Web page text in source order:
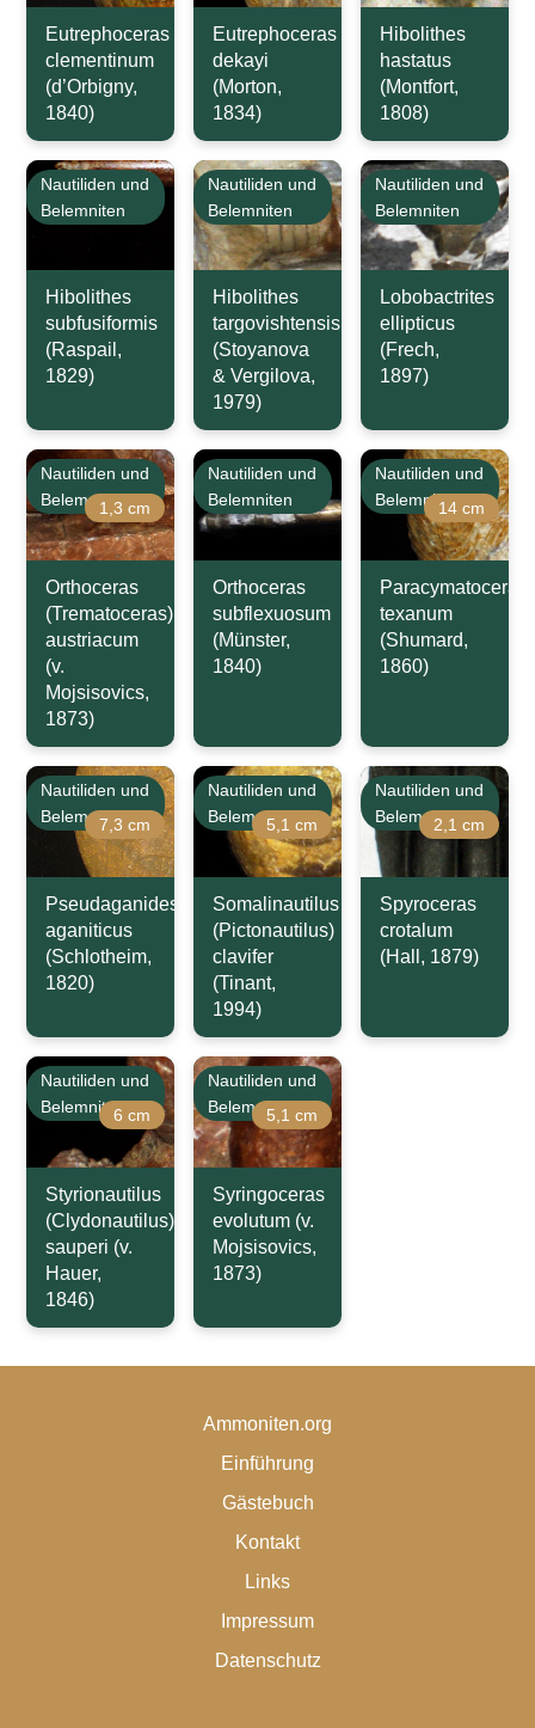
Eutrephoceras
clementinum
(d’Orbigny,
1840)
Eutrephoceras
dekayi
(Morton,
1834)
Hibolithes
hastatus
(Montfort,
1808)
Nautiliden und
Belemniten
Hibolithes
subfusiformis
(Raspail,
1829)
Nautiliden und
Belemniten
Hibolithes
targovishtensis
(Stoyanova
& Vergilova,
1979)
Nautiliden und
Belemniten
Lobobactrites
ellipticus
(Frech,
1897)
Nautiliden und
Belemniten1,3 cm
Orthoceras
(Trematoceras)
austriacum
(v.
Mojsisovics,
1873)
Nautiliden und
Belemniten
Orthoceras
subflexuosum
(Münster,
1840)
Nautiliden und
Belemniten14 cm
Paracymatoceras
texanum
(Shumard,
1860)
Nautiliden und
Belemniten7,3 cm
Pseudaganides
aganiticus
(Schlotheim,
1820)
Nautiliden und
Belemniten5,1 cm
Somalinautilus
(Pictonautilus)
clavifer
(Tinant,
1994)
Nautiliden und
Belemniten2,1 cm
Spyroceras
crotalum
(Hall, 1879)
Nautiliden und
Belemniten6 cm
Styrionautilus
(Clydonautilus)
sauperi (v.
Hauer,
1846)
Nautiliden und
Belemniten5,1 cm
Syringoceras
evolutum (v.
Mojsisovics,
1873)
Ammoniten.org
Einführung
Gästebuch
Kontakt
Links
Impressum
Datenschutz